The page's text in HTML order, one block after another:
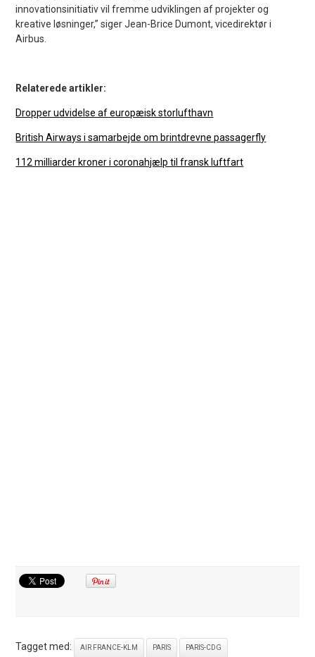
innovationsinitiativ vil fremme udviklingen af ​​projekter og
kreative løsninger,” siger Jean-Brice Dumont, vicedirektør i
Airbus.
Relaterede artikler:
Dropper udvidelse af europæisk storlufthavn
British Airways i samarbejde om brintdrevne passagerfly
112 milliarder kroner i coronahjælp til fransk luftfart
Tagget med: AIR FRANCE-KLM PARIS PARIS-CDG